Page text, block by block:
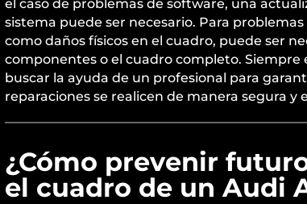
el caso de problemas de software, una
sistema puede ser necesario. Para
como daños físicos en el cuadro, puede ser
componentes o el cuadro completo. Siempre
buscar la ayuda de un profesional para
reparaciones se realicen de manera segura y
¿Cómo prevenir
el cuadro de un Audi